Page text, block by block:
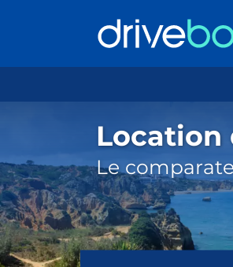
Location
Le